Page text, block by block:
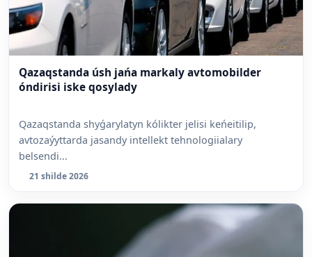
Qazaqstanda úsh jańa markaly avtomobilder
óndirisi iske qosylady
Qazaqstanda shyǵarylatyn kólikter jelisi keńeitilip,
avtozaýyttarda jasandy intellekt tehnologiialary
belsendi...
21 shilde 2026